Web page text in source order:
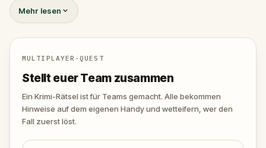
Shadowsgeleitet wurde,
liegt es an dir, die Wahrheit herauszufinden.
War es Walter, der besessene Freund? Percy, der
Geisterführer mit dem Gespür für Dramatik? Oder
🔎 Sammle Hinweise, verhöre Verdächtige und
entlarve den wahren Mörder, bevor er wieder
zuschlägt. Halte deinen Stift und dein Papier
bereit, um alle wichtigen Beweise zu notieren.
Mehr lesen
MULTIPLAYER-QUEST
Stellt euer Team zusammen
Ein Krimi-Rätsel ist für Teams gemacht. Alle bekommen
Hinweise auf dem eigenen Handy und wetteifern, wer den
Fall zuerst löst.